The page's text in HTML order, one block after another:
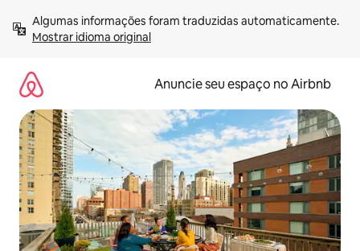
para
Mostrar idioma original
Anuncie seu espaço no Airbnb